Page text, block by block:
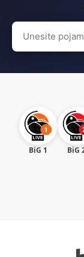
Search
for:
BiG 1 BiG